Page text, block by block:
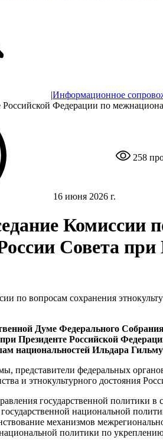
|Информационное
Российской Федерации по
16 июня 2026 г.
258
Комиссии
Совета
Думе Федерального
Президенте Российской
национальностей Ильдара
представители федеральных
и этнокультурного достояния
государственной политики
государственной национальной
механизмов
политики по